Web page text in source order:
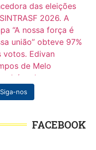
Siga-nos
FACEBOOK